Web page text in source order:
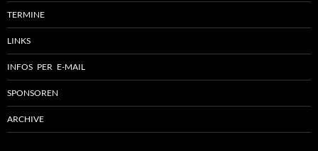
TERMINE
LINKS
INFOS PER E-MAIL
SPONSOREN
ARCHIVE